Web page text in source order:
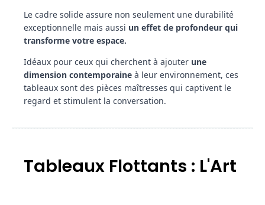
Le cadre solide assure non seulement une durabilité
exceptionnelle mais aussi un effet de profondeur qui
transforme votre espace.
Idéaux pour ceux qui cherchent à ajouter une
dimension contemporaine à leur environnement, ces
tableaux sont des pièces maîtresses qui captivent le
regard et stimulent la conversation.
Tableaux Flottants : L'Art